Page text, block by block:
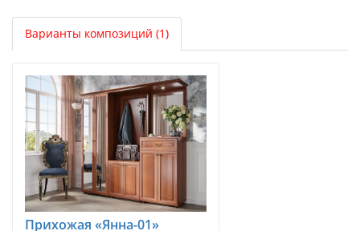
Варианты композиций (1)
Прихожая «Янна-01»